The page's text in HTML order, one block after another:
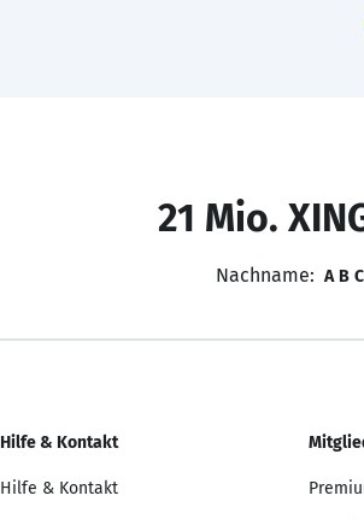
21 Mio.
Nachname: A B C
Hilfe & Kontakt
Hilfe & Kontakt